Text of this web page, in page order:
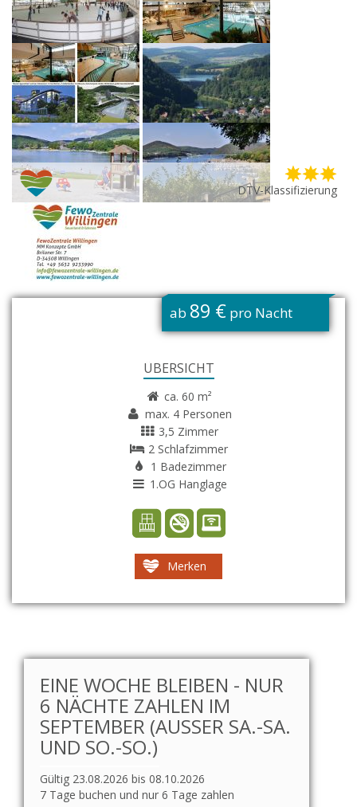
DTV-Klassifizierung
ab 89 € pro Nacht
ÜBERSICHT
ca. 60 m²
max. 4 Personen
3,5 Zimmer
2 Schlafzimmer
1 Badezimmer
1.OG Hanglage
Merken
EINE WOCHE BLEIBEN - NUR
6 NÄCHTE ZAHLEN IM
SEPTEMBER (AUSSER SA.-SA. U
ND SO.-SO.)
Gültig 23.08.2026 bis 08.10.2026
7 Tage buchen und nur 6 Tage zahlen